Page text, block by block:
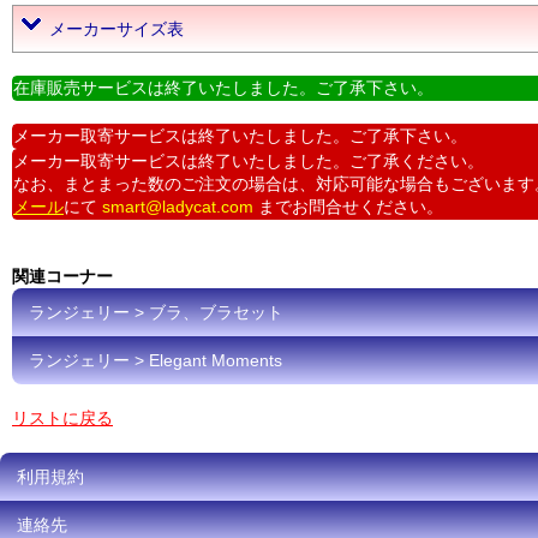
メーカーサイズ表
在庫販売サービスは終了いたしました。ご了承下さい。
メーカー取寄サービスは終了いたしました。ご了承下さい。
メーカー取寄サービスは終了いたしました。ご了承ください。
なお、まとまった数のご注文の場合は、対応可能な場合もございます
メールにて smart@ladycat.com までお問合せください。
関連コーナー
ランジェリー > ブラ、ブラセット
ランジェリー > Elegant Moments
リストに戻る
利用規約
連絡先